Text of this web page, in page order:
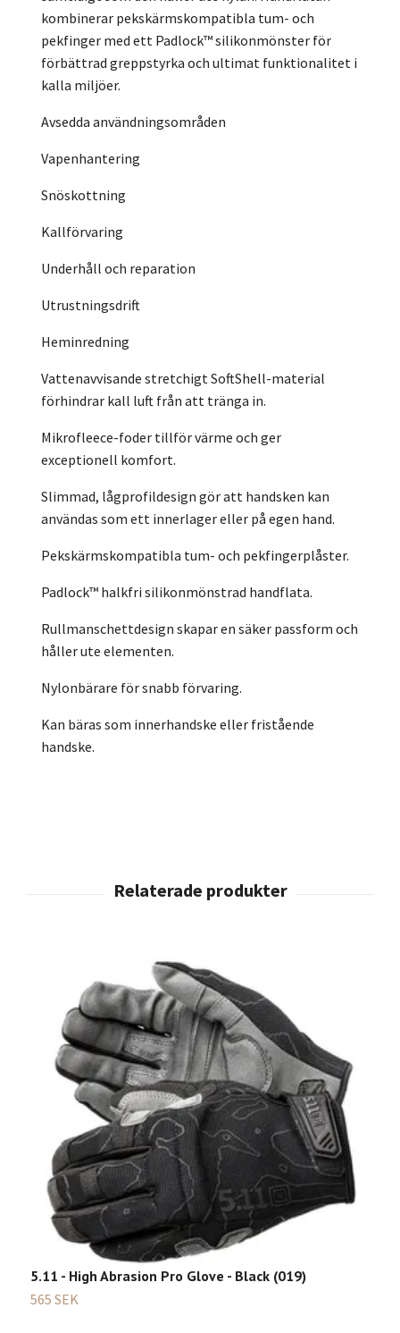
kombinerar pekskärmskompatibla tum- och
pekfinger med ett Padlock™ silikonmönster för
förbättrad greppstyrka och ultimat funktionalitet i
kalla miljöer.
Avsedda användningsområden
Vapenhantering
Snöskottning
Kallförvaring
Underhåll och reparation
Utrustningsdrift
Heminredning
Vattenavvisande stretchigt SoftShell-material
förhindrar kall luft från att tränga in.
Mikrofleece-foder tillför värme och ger
exceptionell komfort.
Slimmad, lågprofildesign gör att handsken kan
användas som ett innerlager eller på egen hand.
Pekskärmskompatibla tum- och pekfingerplåster.
Padlock™ halkfri silikonmönstrad handflata.
Rullmanschettdesign skapar en säker passform och
håller ute elementen.
Nylonbärare för snabb förvaring.
Kan bäras som innerhandske eller fristående
handske.
5.11 - High Abrasion Pro Glove - Black (019)
565 SEK